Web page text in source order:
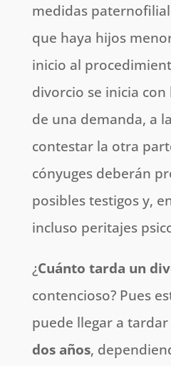
medidas
que haya hijos
inicio al
divorcio se inicia
de una demanda, a
contestar la otra
cónyuges deberán
posibles testigos y,
incluso peritajes
¿Cuánto tarda un
contencioso? Pues
puede llegar a
dos años,